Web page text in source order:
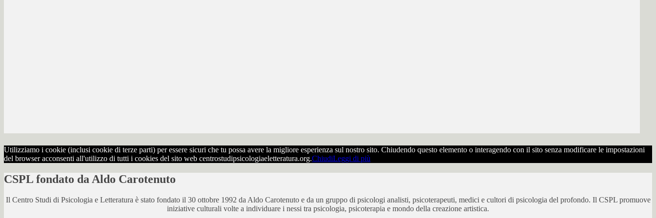
Utilizziamo i cookie (inclusi cookie di terze parti) per essere sicuri che tu possa avere la migliore esperienza sul nostro sito. Chiudendo questo elemento o interagendo con il sito senza modificare le impostazioni
del browser acconsenti all'utilizzo di tutti i cookies del sito web centrostudipsicologiaeletteratura.org.ChiudiLeggi di più
CSPL fondato da Aldo Carotenuto
Il Centro Studi di Psicologia e Letteratura è stato fondato il 30 ottobre 1992 da Aldo Carotenuto e da un gruppo di psicologi analisti, psicoterapeuti, medici e cultori di psicologia del profondo. Il CSPL promuove
iniziative culturali volte a individuare i nessi tra psicologia, psicoterapia e mondo della creazione artistica.